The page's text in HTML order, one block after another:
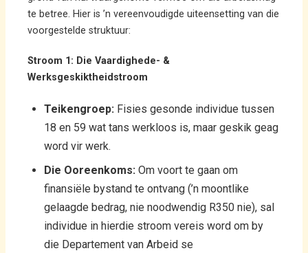
te betree. Hier is ’n vereenvoudigde uiteensetting van die
voorgestelde struktuur:
Stroom 1: Die Vaardighede- &
Werksgeskiktheidstroom
Teikengroep: Fisies gesonde individue tussen
18 en 59 wat tans werkloos is, maar geskik geag
word vir werk.
Die Ooreenkoms: Om voort te gaan om
finansiële bystand te ontvang (’n moontlike
gelaagde bedrag, nie noodwendig R350 nie), sal
individue in hierdie stroom vereis word om by
die Departement van Arbeid se